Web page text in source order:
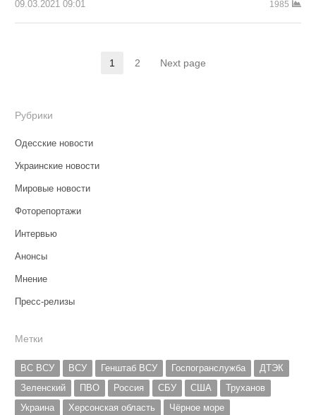
09.03.2021 09:01 1985
записям
Страница
1 Страница
2 Next page
Рубрики
Одесские новости
Украинские новости
Мировые новости
Фоторепортажи
Интервью
Анонсы
Мнение
Пресс-релизы
Метки
ВС ВСУ ВСУ Генштаб ВСУ Госпогранслужба
ДТЭК
Зеленский
ПВО Россия СБУ США
Труханов
Украина
Херсонская область
Чёрное море